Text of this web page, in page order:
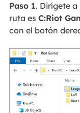
Paso 1. Dirígete
ruta es C:Riot
con el botón